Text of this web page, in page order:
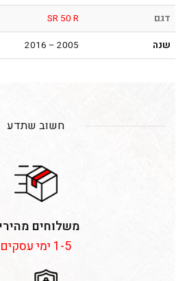
דגם
SR 50 R
שנה
2005 – 2016
חשוב שתדע
משלוחים
1-5 ימי עסקים